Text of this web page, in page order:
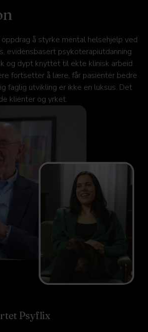
å styrke mental helsehjelp ved
evidensbasert psykoterapiutdanning
og dypt knyttet til ekte klinisk arbeid.
fortsetter å lære, får pasienter bedre
faglig utvikling er ikke en luksus. Det
klienter og yrket.
Psyflix